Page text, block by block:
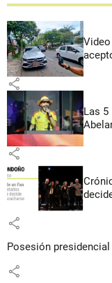
share
Las 5
share
share
Posesión
share